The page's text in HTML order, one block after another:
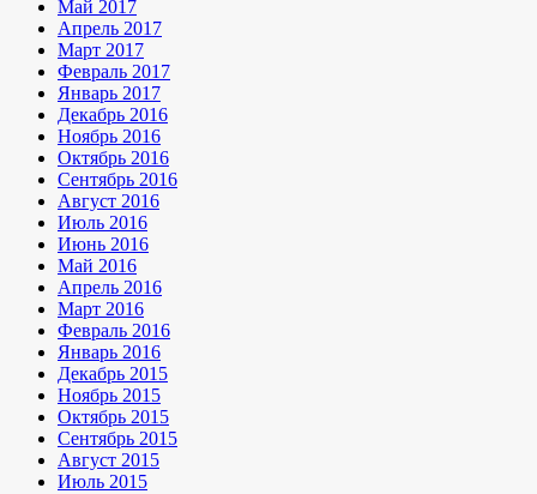
Май 2017
Апрель 2017
Март 2017
Февраль 2017
Январь 2017
Декабрь 2016
Ноябрь 2016
Октябрь 2016
Сентябрь 2016
Август 2016
Июль 2016
Июнь 2016
Май 2016
Апрель 2016
Март 2016
Февраль 2016
Январь 2016
Декабрь 2015
Ноябрь 2015
Октябрь 2015
Сентябрь 2015
Август 2015
Июль 2015